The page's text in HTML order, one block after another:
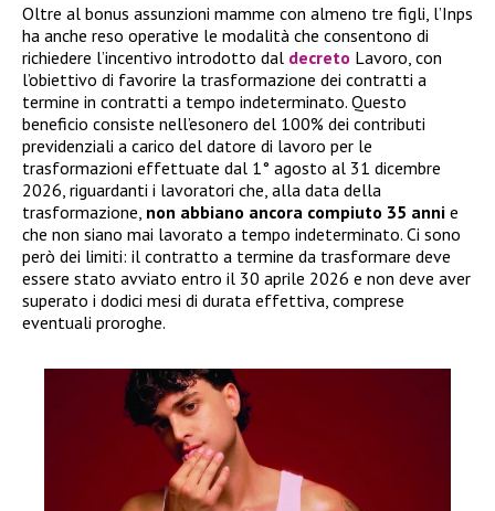
Oltre al bonus assunzioni mamme con almeno tre figli, l’Inps
ha anche reso operative le modalità che consentono di
richiedere l’incentivo introdotto dal decreto Lavoro, con
l’obiettivo di favorire la trasformazione dei contratti a
termine in contratti a tempo indeterminato. Questo
beneficio consiste nell’esonero del 100% dei contributi
previdenziali a carico del datore di lavoro per le
trasformazioni effettuate dal 1° agosto al 31 dicembre
2026, riguardanti i lavoratori che, alla data della
trasformazione, non abbiano ancora compiuto 35 anni e
che non siano mai lavorato a tempo indeterminato. Ci sono
però dei limiti: il contratto a termine da trasformare deve
essere stato avviato entro il 30 aprile 2026 e non deve aver
superato i dodici mesi di durata effettiva, comprese
eventuali proroghe.